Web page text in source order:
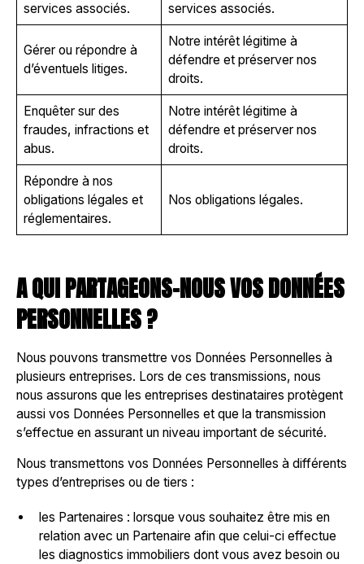
services associés.
services associés.
Gérer ou répondre à
d’éventuels litiges.
Notre intérêt légitime à
défendre et préserver nos
droits.
Enquêter sur des
fraudes, infractions et
abus.
Notre intérêt légitime à
défendre et préserver nos
droits.
Répondre à nos
obligations légales et
réglementaires.
Nos obligations légales.
A QUI PARTAGEONS-NOUS VOS DONNÉES
PERSONNELLES ?
Nous pouvons transmettre vos Données Personnelles à
plusieurs entreprises. Lors de ces transmissions, nous
nous assurons que les entreprises destinataires protègent
aussi vos Données Personnelles et que la transmission
s’effectue en assurant un niveau important de sécurité.
Nous transmettons vos Données Personnelles à différents
types d’entreprises ou de tiers :
les Partenaires : lorsque vous souhaitez être mis en
relation avec un Partenaire afin que celui-ci effectue
les diagnostics immobiliers dont vous avez besoin ou